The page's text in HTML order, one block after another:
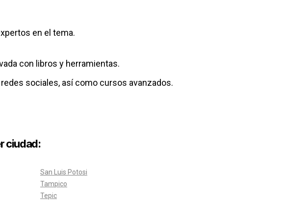
en el tema.
con libros y herramientas.
sociales, así como cursos avanzados.
ciudad:
San Luis Potosi
Tampico
Tepic